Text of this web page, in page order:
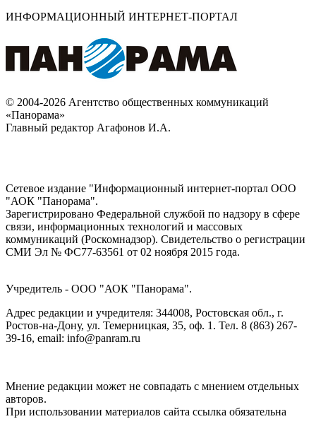
ИНФОРМАЦИОННЫЙ ИНТЕРНЕТ-ПОРТАЛ
© 2004-2026 Агентство общественных коммуникаций
«Панорама»
Главный редактор Агафонов И.А.
Сетевое издание "Информационный интернет-портал ООО
"АОК "Панорама".
Зарегистрировано Федеральной службой по надзору в сфере
связи, информационных технологий и массовых
коммуникаций (Роскомнадзор). Cвидетельство о регистрации
СМИ Эл № ФС77-63561 от 02 ноября 2015 года.
Учредитель - ООО "АОК "Панорама".
Адрес редакции и учредителя: 344008, Ростовская обл., г.
Ростов-на-Дону, ул. Темерницкая, 35, оф. 1. Тел. 8 (863) 267-
39-16, email: info@panram.ru
Мнение редакции может не совпадать с мнением отдельных
авторов.
При использовании материалов сайта ссылка обязательна